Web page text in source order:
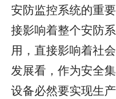
安防监控系统的重
接影响着整个安防
用，直接影响着社
发展看，作为安全
设备必然要实现生